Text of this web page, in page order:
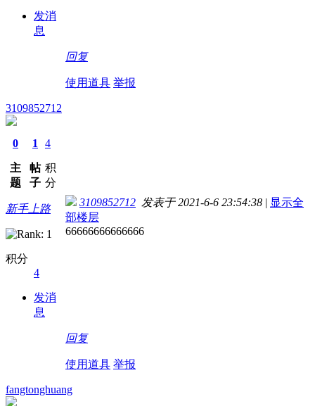
发消
息
回复
使用道具 举报
3109852712
0
主
题
1
帖
子
4
积
分
新手上路
积分
4
发消
息
3109852712 发表于 2021-6-6 23:54:38 | 显示全
部楼层
66666666666666
回复
使用道具 举报
fangtonghuang